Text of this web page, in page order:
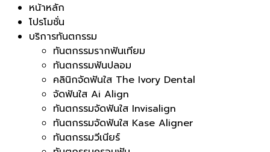
หน้าหลัก
โปรโมชั่น
บริการทันตกรรม
ทันตกรรมรากฟันเทียม
ทันตกรรมฟันปลอม
คลินิกจัดฟันใส The Ivory Dental
จัดฟันใส Ai Align
ทันตกรรมจัดฟันใส Invisalign
ทันตกรรมจัดฟันใส Kase Aligner
ทันตกรรมวีเนียร์